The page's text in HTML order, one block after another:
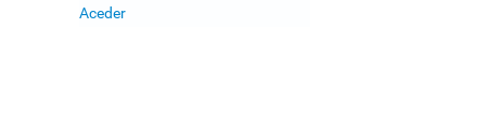
Aceder